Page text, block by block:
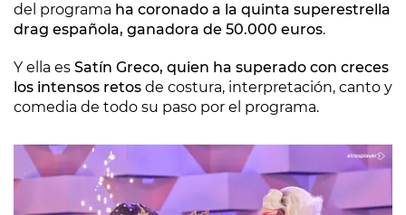
del programa ha coronado a la quinta superestrella
drag española, ganadora de 50.000 euros.
Y ella es Satín Greco, quien ha superado con creces
los intensos retos de costura, interpretación, canto y
comedia de todo su paso por el programa.